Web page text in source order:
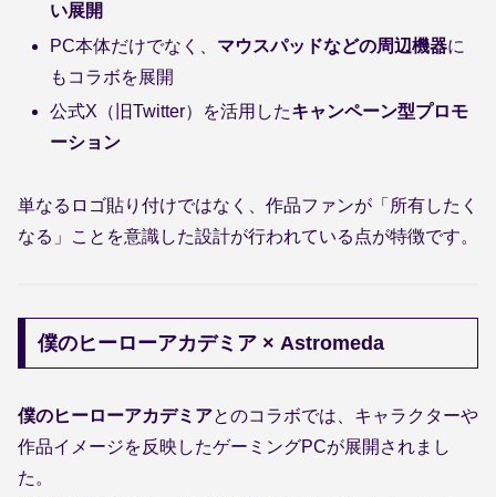
い展開
PC本体だけでなく、 マウスパッドなどの周辺機器に
もコラボを展開
公式X（旧Twitter）を活用したキャンペーン型プロモ
ーション
単なるロゴ貼り付けではなく、作品ファンが「所有したく
なる」ことを意識した設計が行われている点が特徴です。
僕のヒーローアカデミア × Astromeda
僕のヒーローアカデミアとのコラボでは、キャラクターや
作品イメージを反映したゲーミングPCが展開されまし
た。